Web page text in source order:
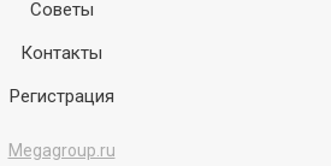
Советы
Контакты
Регистрация
Megagroup.ru